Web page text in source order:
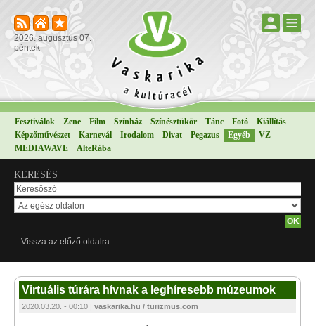
2026. augusztus 07.
péntek
Fesztiválok Zene Film Színház Színésztükör Tánc Fotó
Kiállítás
Képzőművészet
Karnevál Irodalom Divat Pegazus Egyéb
VZ
MEDIAWAVE
AlteRába
KERESÉS
Vissza az előző oldalra
Virtuális túrára hívnak a leghíresebb múzeumok
2020.03.20. - 00:10 | vaskarika.hu / turizmus.com